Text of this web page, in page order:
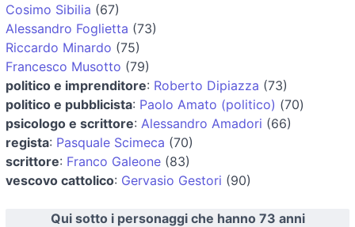
Cosimo Sibilia (67)
Alessandro Foglietta (73)
Riccardo Minardo (75)
Francesco Musotto (79)
politico e imprenditore: Roberto Dipiazza (73)
politico e pubblicista: Paolo Amato (politico) (70)
psicologo e scrittore: Alessandro Amadori (66)
regista: Pasquale Scimeca (70)
scrittore: Franco Galeone (83)
vescovo cattolico: Gervasio Gestori (90)
Qui sotto i personaggi che hanno 73 anni